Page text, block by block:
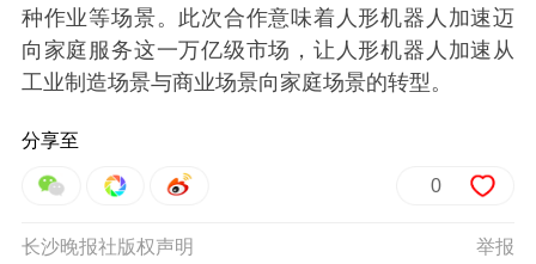
种作业等场景。此次合作意味着人形机器人加速迈
向家庭服务这一万亿级市场，让人形机器人加速从
工业制造场景与商业场景向家庭场景的转型。
分享至
0
举报
长沙晚报社版权声明